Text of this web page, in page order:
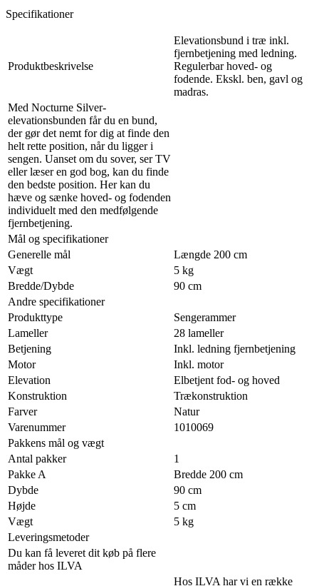
Specifikationer
Produktbeskrivelse
Elevationsbund i træ inkl.
fjernbetjening med ledning.
Regulerbar hoved- og
fodende. Ekskl. ben, gavl og
madras.
Med Nocturne Silver-
elevationsbunden får du en bund,
der gør det nemt for dig at finde den
helt rette position, når du ligger i
sengen. Uanset om du sover, ser TV
eller læser en god bog, kan du finde
den bedste position. Her kan du
hæve og sænke hoved- og fodenden
individuelt med den medfølgende
fjernbetjening.
Mål og specifikationer
Generelle mål
Længde 200 cm
Vægt
5 kg
Bredde/Dybde
90 cm
Andre specifikationer
Produkttype
Sengerammer
Lameller
28 lameller
Betjening
Inkl. ledning fjernbetjening
Motor
Inkl. motor
Elevation
Elbetjent fod- og hoved
Konstruktion
Trækonstruktion
Farver
Natur
Varenummer
1010069
Pakkens mål og vægt
Antal pakker
1
Pakke A
Bredde 200 cm
Dybde
90 cm
Højde
5 cm
Vægt
5 kg
Leveringsmetoder
Du kan få leveret dit køb på flere
måder hos ILVA
Hos ILVA har vi en række